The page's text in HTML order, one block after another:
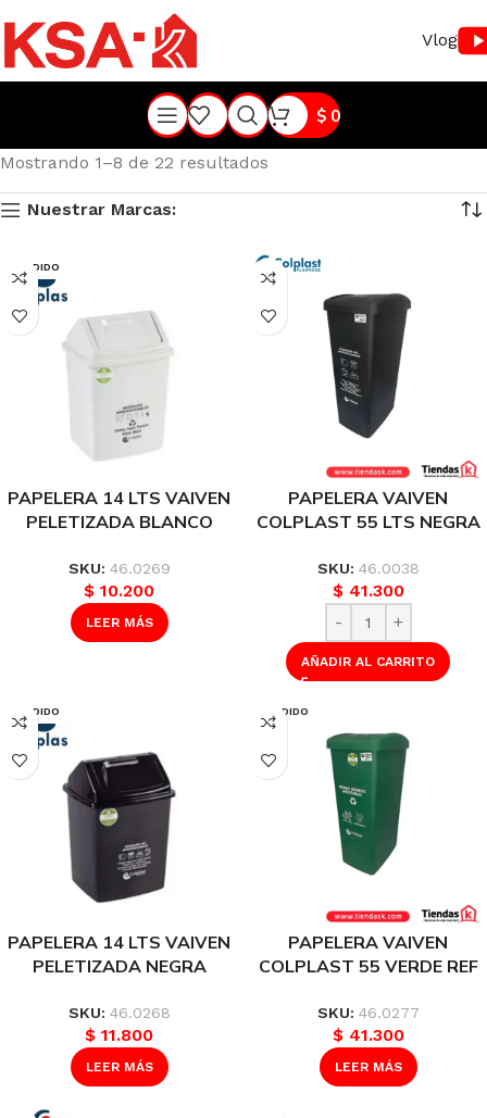
Vlog
$0
Mostrando 1–8 de 22 resultados
Nuestrar Marcas:
VENDIDO
PAPELERA 14 LTS VAIVEN
PELETIZADA BLANCO
SKU: 46.0269
$ 10.200
LEER MÁS
PAPELERA VAIVEN
COLPLAST 55 LTS NEGRA
SKU: 46.0038
$41.300
AÑADIR AL CARRITO
VENDIDO
PAPELERA 14 LTS VAIVEN
PELETIZADA NEGRA
SKU: 46.0268
$ 11.800
LEER MÁS
VENDIDO
PAPELERA VAIVEN
COLPLAST 55 VERDE REF
SKU: 46.0277
$41.300
LEER MÁS